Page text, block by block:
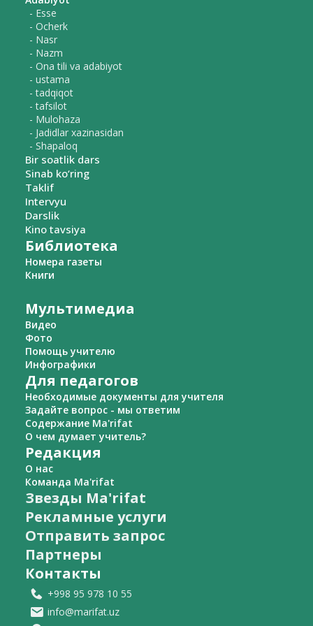
- Esse
- Ocherk
- Nasr
- Nazm
- Ona tili va adabiyot
- ustama
- tadqiqot
- tafsilot
- Mulohaza
- Jadidlar xazinasidan
- Shapaloq
Bir soatlik dars
Sinab ko‘ring
Taklif
Intervyu
Darslik
Kino tavsiya
Библиотека
Номера газеты
Книги
Мультимедиа
Видео
Фото
Помощь учителю
Инфографики
Для педагогов
Необходимые документы для учителя
Задайте вопрос - мы ответим
Содержание Ma'rifat
О чем думает учитель?
Редакция
О нас
Команда Ma'rifat
Звезды Ma'rifat
Рекламные услуги
Отправить запрос
Партнеры
Контакты
+998 95 978 10 55
info@marifat.uz